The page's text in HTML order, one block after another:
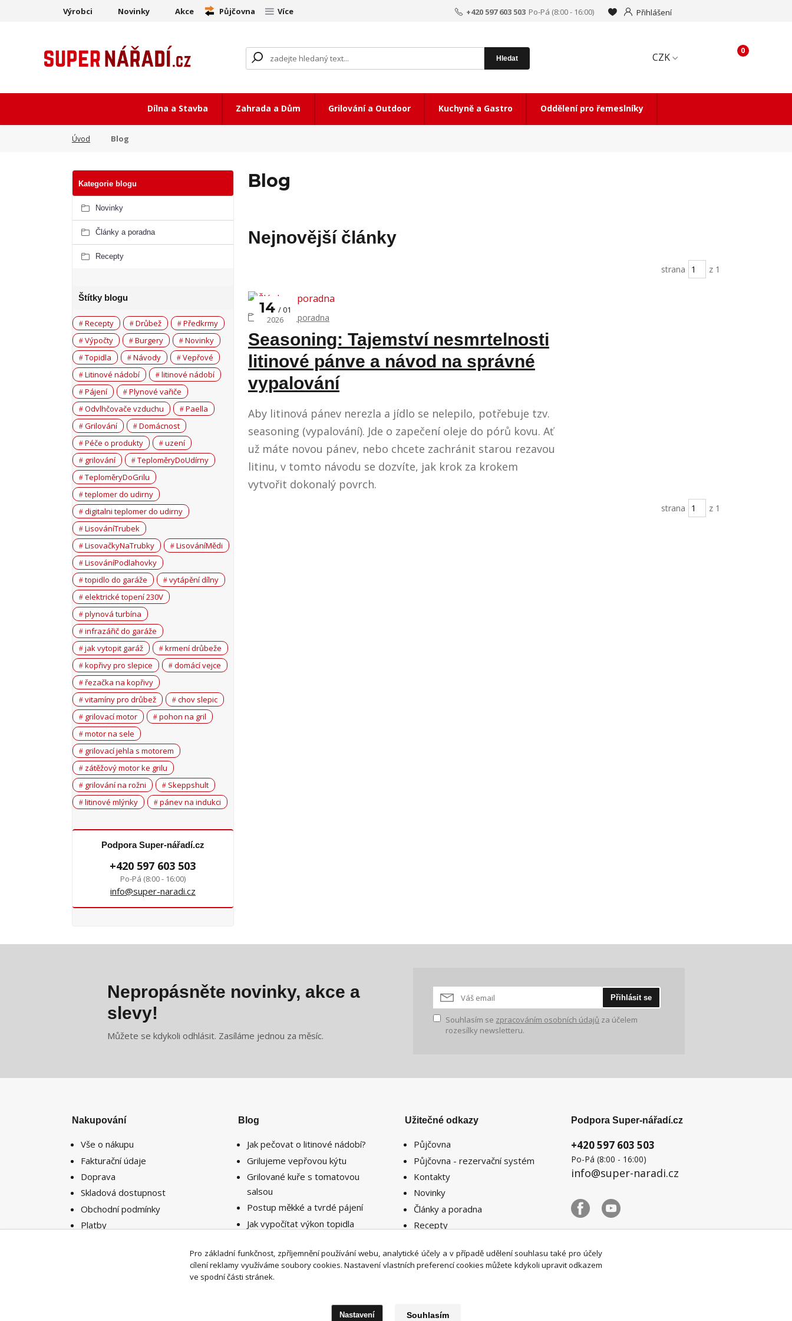
Výrobci Novinky Akce Půjčovna Více
CZK
Přihlášení
Hledat
+420 597 603 503 Po-Pá (8:00 - 16:00)
0
Dílna a Stavba Zahrada a Dům Grilování a Outdoor Kuchyně a Gastro Oddělení pro řemeslníky
Úvod Blog
Kategorie blogu
Novinky
Články a poradna
Recepty
Štítky blogu
Recepty Drůbež
Předkrmy
Výpočty
Burgery
Novinky
Topidla
Návody
Vepřové
Litinové nádobí
litinové nádobí
Pájení
Plynové vařiče
Odvlhčovače vzduchu
Paella
Grilování
Domácnost
Péče o produkty
uzení
grilování
TeploměryDoUdírny
TeploměryDoGrilu
teplomer do udirny
digitalni teplomer do udirny
LisováníTrubek
LisovačkyNaTrubky
LisováníMědi
LisováníPodlahovky
topidlo do garáže
vytápění dílny
elektrické topení 230V
plynová turbína
infrazářič do garáže
jak vytopit garáž
krmení drůbeže
kopřivy pro slepice
domácí vejce
řezačka na kopřivy
vitamíny pro drůbež
chov slepic
grilovací motor
pohon na gril
motor na sele
grilovací jehla s motorem
zátěžový motor ke grilu
grilování na rožni
Skeppshult
litinové mlýnky
pánev na indukci
Podpora Super-nářadí.cz
+420 597 603 503
Po-Pá (8:00 - 16:00)
info@super-naradi.cz
Blog
Nejnovější články
strana z 1
Seasoning: Tajemství nesmrtelnosti
litinové pánve a návod na správné
vypalování
14
01
2026
Články a poradna
Aby litinová pánev nerezla a jídlo se nelepilo, potřebuje tzv.
seasoning (vypalování). Jde o zapečení oleje do pórů kovu. Ať
už máte novou pánev, nebo chcete zachránit starou rezavou
litinu, v tomto návodu se dozvíte, jak krok za krokem
vytvořit dokonalý povrch.
strana z 1
Nepropásněte novinky, akce a
slevy!
Můžete se kdykoli odhlásit. Zasíláme jednou za měsíc.
Přihlásit se
Souhlasím se zpracováním osobních údajů za účelem
rozesílky newsletteru.
Nakupování
Vše o nákupu
Fakturační údaje
Doprava
Skladová dostupnost
Obchodní podmínky
Platby
Blog
Jak pečovat o litinové nádobí?
Grilujeme vepřovou kýtu
Grilované kuře s tomatovou
salsou
Postup měkké a tvrdé pájení
Jak vypočítat výkon topidla
místnosti ?
Užitečné odkazy
Půjčovna
Půjčovna - rezervační systém
Kontakty
Novinky
Články a poradna
Recepty
Podpora Super-nářadí.cz
+420 597 603 503
Po-Pá (8:00 - 16:00)
info@super-naradi.cz
Pro základní funkčnost, zpříjemnění používání webu, analytické účely a v případě udělení souhlasu také pro účely
cílení reklamy využíváme soubory cookies. Nastavení vlastních preferencí cookies můžete kdykoli upravit odkazem
ve spodní části stránek.
Nastavení Souhlasím